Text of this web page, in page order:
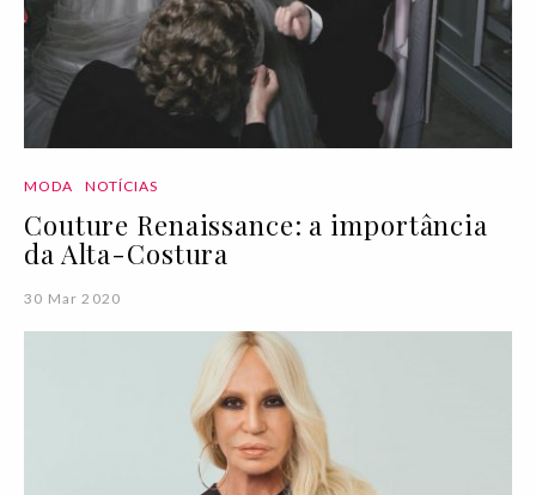
MODA NOTÍCIAS
Couture Renaissance: a importância
da Alta-Costura
30 Mar 2020